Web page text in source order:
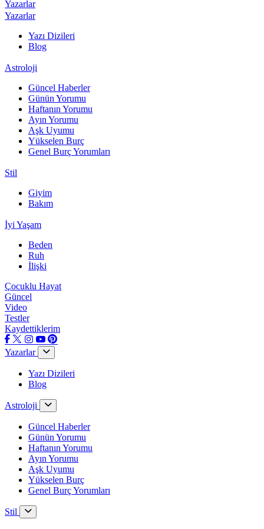
Yazarlar
Yazarlar
Yazı Dizileri
Blog
Astroloji
Güncel Haberler
Günün Yorumu
Haftanın Yorumu
Ayın Yorumu
Aşk Uyumu
Yükselen Burç
Genel Burç Yorumları
Stil
Giyim
Bakım
İyi Yaşam
Beden
Ruh
İlişki
Çocuklu Hayat
Güncel
Video
Testler
Kaydettiklerim
Yazarlar
Yazı Dizileri
Blog
Astroloji
Güncel Haberler
Günün Yorumu
Haftanın Yorumu
Ayın Yorumu
Aşk Uyumu
Yükselen Burç
Genel Burç Yorumları
Stil